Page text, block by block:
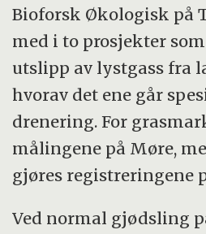
Bioforsk Økologisk på
med i to prosjekter
utslipp av lystgass fra
hvorav det ene går
drenering. For
målingene på Møre,
gjøres registreringene
Ved normal gjødsling